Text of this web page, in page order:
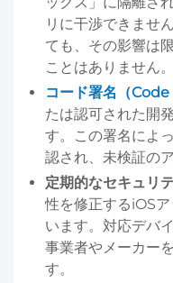
リに干渉できませ
ても、その影響は
ことはありません。
コード署名（Code
たは認可された開
す。この署名によ
認され、未検証の
定期的なセキュリ
性を修正するiOS
います。対応デバ
事業者やメーカー
す。